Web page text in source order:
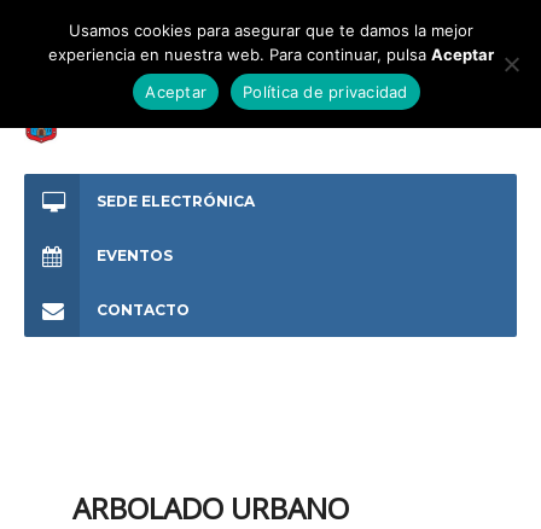
SEDE ELECTRÓNICA
EVENTOS
CONTACTO
ARBOLADO URBANO
Usamos cookies para asegurar que te damos la mejor
experiencia en nuestra web. Para continuar, pulsa Aceptar
Aceptar
Política de privacidad